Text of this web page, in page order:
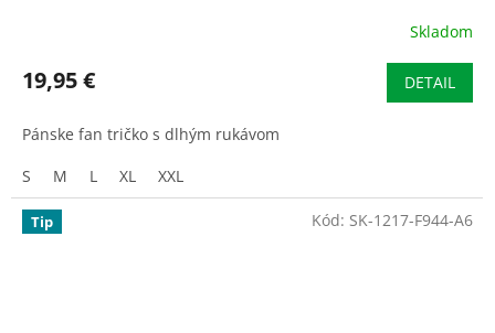
Skladom
19,95 € DETAIL
Pánske fan tričko s dlhým rukávom
S
M L XL XXL
Tip Kód: SK-1217-F944-A6